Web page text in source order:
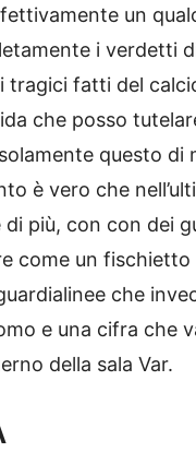
un
i verdetti
fatti del
che posso
questo di
è vero che
più, con con dei
come un fischietto
che
e una cifra che
della sala Var.